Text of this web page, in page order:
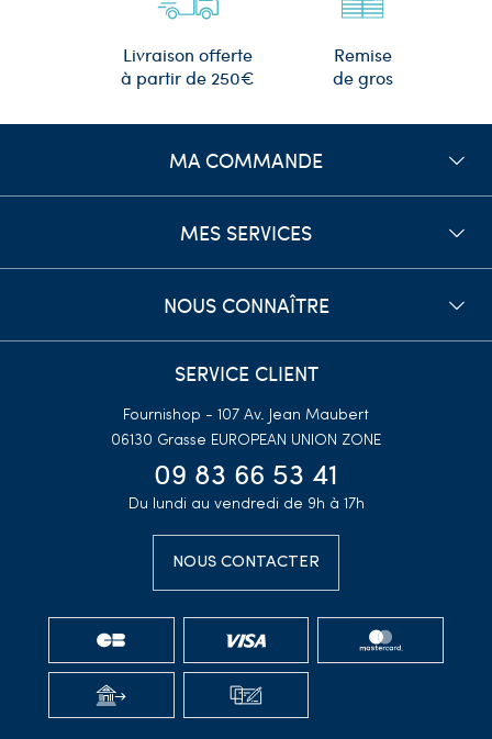
Livraison offerte
à partir de 250€
Remise
de gros
MA COMMANDE
MES SERVICES
NOUS CONNAÎTRE
SERVICE CLIENT
Fournishop - 107 Av. Jean Maubert
06130 Grasse EUROPEAN UNION ZONE
09 83 66 53 41
Du lundi au vendredi de 9h à 17h
NOUS CONTACTER